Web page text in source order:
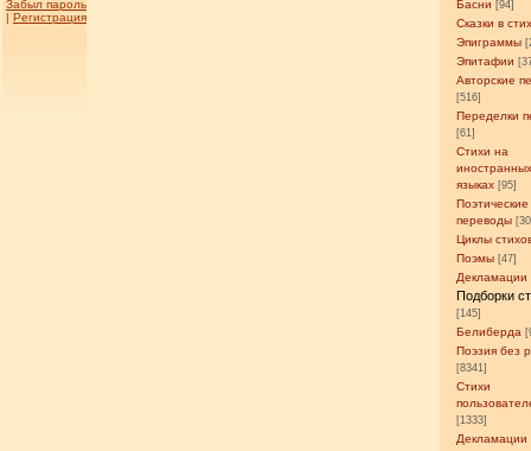
Забыл пароль
| Регистрация
Басни [94]
Сказки в
Эпиграммы
Эпитафии
Авторские
[516]
Переделки
[61]
Стихи на
языках [95]
Поэтические
переводы
Циклы
Поэмы [47]
Декламации
Подборки
[145]
Белиберда
Поэзия без
[8341]
Стихи
[1333]
Декламации